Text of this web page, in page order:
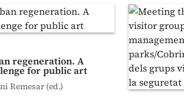
regeneration. A
for public art
Remesar (ed.)